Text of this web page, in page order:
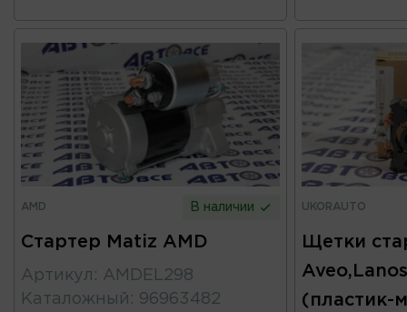
UKORAUTO
Щетки
(пластик-
AMD В наличии
Стартер Matiz AMD
Артикул : AMDEL298
Каталожный : 96963482